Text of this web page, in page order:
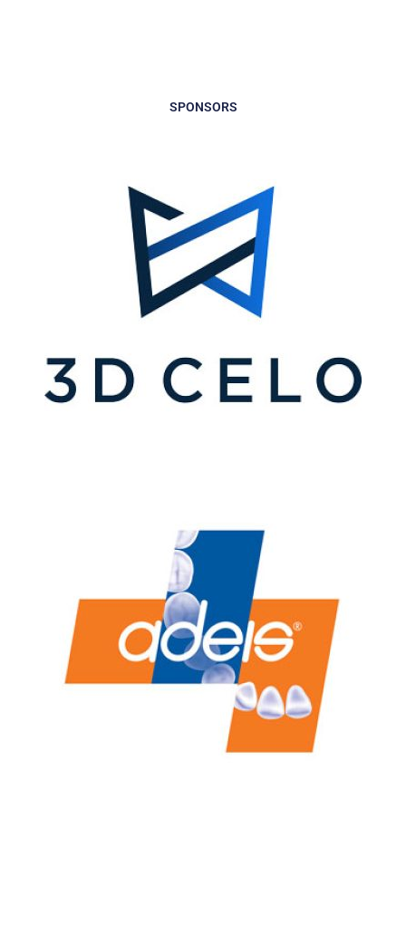
SPONSORS